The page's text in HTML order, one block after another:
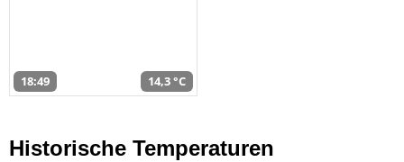
18:49 14,3 °C
Historische Temperaturen